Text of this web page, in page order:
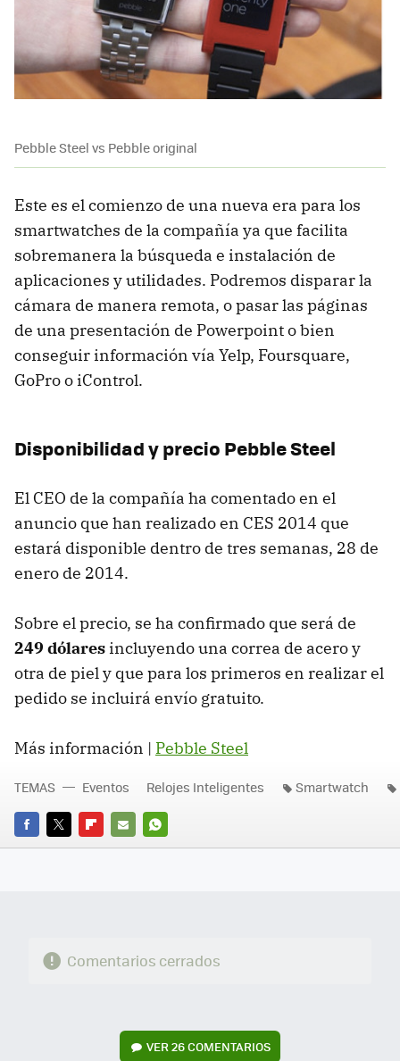
Pebble Steel vs Pebble original
Este es el comienzo de una nueva era para los
smartwatches de la compañía ya que facilita
sobremanera la búsqueda e instalación de
aplicaciones y utilidades. Podremos disparar la
cámara de manera remota, o pasar las páginas
de una presentación de Powerpoint o bien
conseguir información vía Yelp, Foursquare,
GoPro o iControl.
Disponibilidad y precio Pebble Steel
El CEO de la compañía ha comentado en el
anuncio que han realizado en CES 2014 que
estará disponible dentro de tres semanas, 28 de
enero de 2014.
Sobre el precio, se ha confirmado que será de
249 dólares incluyendo una correa de acero y
otra de piel y que para los primeros en realizar el
pedido se incluirá envío gratuito.
Más información | Pebble Steel
FACEBOOK
TWITTERFLIPBOARD
E-
WHATSAPP
TEMAS Eventos Relojes Inteligentes Smartwatch
Comentarios cerrados
VER26 COMENTARIOS